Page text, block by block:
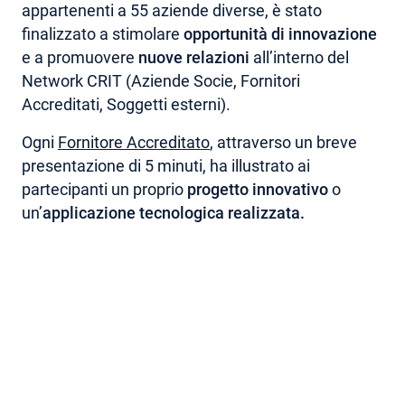
appartenenti a 55 aziende diverse, è stato
finalizzato a stimolare opportunità di innovazione
e a promuovere nuove relazioni all’interno del
Network CRIT (Aziende Socie, Fornitori
Accreditati, Soggetti esterni).
Ogni Fornitore Accreditato, attraverso un breve
presentazione di 5 minuti, ha illustrato ai
partecipanti un proprio progetto innovativoo
un’applicazione tecnologica realizzata.